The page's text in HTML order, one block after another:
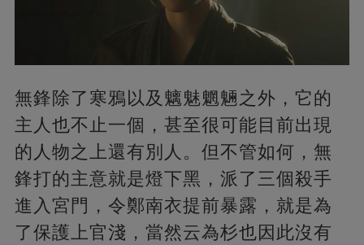
無鋒除了寒鴉以及魑魅魍魎之外，它的
主人也不止一個，甚至很可能目前出現
的人物之上還有別人。但不管如何，無
鋒打的主意就是燈下黑，派了三個殺手
進入宮門，令鄭南衣提前暴露，就是為
了保護上官淺，當然云為杉也因此沒有